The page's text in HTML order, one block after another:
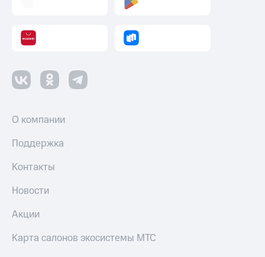
О компании
Поддержка
Контакты
Новости
Акции
Карта салонов экосистемы МТС